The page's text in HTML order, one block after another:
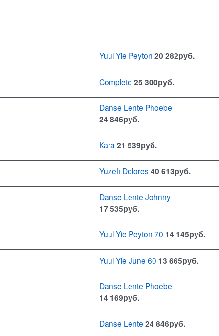
Yuul Yie Peyton 20 282руб.
Completo 25 300руб.
Danse Lente Phoebe
24 846руб.
Каra 21 539руб.
Yuzefi Dolores40 613руб.
Danse Lente Johnny
17 535руб.
Yuul Yie Peyton 70 14 145руб.
Yuul Yie June 60 13 665руб.
Danse Lente Phoebe
14 169руб.
Danse Lente 24 846руб.